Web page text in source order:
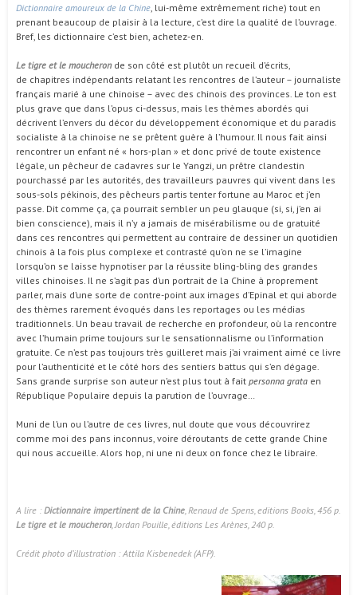
Dictionnaire amoureux de la Chine , lui-même extrêmement riche) tout en
prenant beaucoup de plaisir à la lecture, c’est dire la qualité de l’ouvrage.
Bref, les dictionnaire c’est bien, achetez-en.
Le tigre et le moucheronde son côté est plutôt un recueil d’écrits,
de chapitres indépendants relatant les rencontres de l’auteur – journaliste
français marié à une chinoise – avec des chinois des provinces. Le ton est
plus grave que dans l’opus ci-dessus, mais les thèmes abordés qui
décrivent l’envers du décor du développement économique et du paradis
socialiste à la chinoise ne se prêtent guère à l’humour. Il nous fait ainsi
rencontrer un enfant né « hors-plan » et donc privé de toute existence
légale, un pêcheur de cadavres sur le Yangzi, un prêtre clandestin
pourchassé par les autorités, des travailleurs pauvres qui vivent dans les
sous-sols pékinois, des pêcheurs partis tenter fortune au Maroc et j’en
passe. Dit comme ça, ça pourrait sembler un peu glauque (si, si, j’en ai
bien conscience), mais il n’y a jamais de misérabilisme ou de gratuité
dans ces rencontres qui permettent au contraire de dessiner un quotidien
chinois à la fois plus complexe et contrasté qu’on ne se l’imagine
lorsqu’on se laisse hypnotiser par la réussite bling-bling des grandes
villes chinoises. Il ne s’agit pas d’un portrait de la Chine à proprement
parler, mais d’une sorte de contre-point aux images d’Epinal et qui aborde
des thèmes rarement évoqués dans les reportages ou les médias
traditionnels. Un beau travail de recherche en profondeur, où la rencontre
avec l’humain prime toujours sur le sensationnalisme ou l’information
gratuite. Ce n’est pas toujours très guilleret mais j’ai vraiment aimé ce livre
pour l’authenticité et le côté hors des sentiers battus qui s’en dégage.
Sans grande surprise son auteur n’est plus tout à fait personna grata en
République Populaire depuis la parution de l’ouvrage…
Muni de l’un ou l’autre de ces livres, nul doute que vous découvrirez
comme moi des pans inconnus, voire déroutants de cette grande Chine
qui nous accueille. Alors hop, ni une ni deux on fonce chez le libraire.
A lire : Dictionnaire impertinent de la Chine , Renaud de Spens, editions Books, 456 p.
Le tigre et le moucheron, Jordan Pouille, éditions Les Arènes, 240 p.
Crédit photo d’illustration : Attila Kisbenedek (AFP).